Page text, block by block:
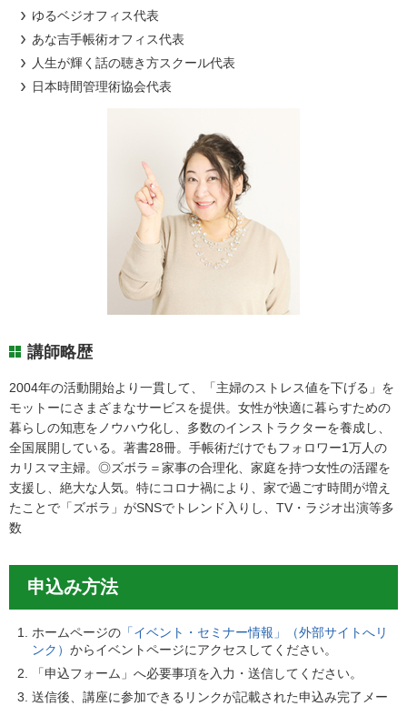
ゆるベジオフィス代表
あな吉手帳術オフィス代表
人生が輝く話の聴き方スクール代表
日本時間管理術協会代表
講師略歴
2004年の活動開始より一貫して、「主婦のストレス値を下げる」を
モットーにさまざまなサービスを提供。女性が快適に暮らすための
暮らしの知恵をノウハウ化し、多数のインストラクターを養成し、
全国展開している。著書28冊。手帳術だけでもフォロワー1万人の
カリスマ主婦。◎ズボラ＝家事の合理化、家庭を持つ女性の活躍を
支援し、絶大な人気。特にコロナ禍により、家で過ごす時間が増え
たことで「ズボラ」がSNSでトレンド入りし、TV・ラジオ出演等多
数
申込み方法
ホームページの 「イベント・セミナー情報」（外部サイトへリ
ンク）からイベントページにアクセスしてください。
「申込フォーム」へ必要事項を入力・送信してください。
送信後、講座に参加できるリンクが記載された申込み完了メー